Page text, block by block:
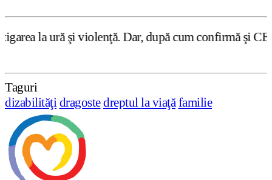
Dar, după cum confirmă şi CEDO în cazul
Taguri
dizabilităţi dragostedreptul la viaţă familie